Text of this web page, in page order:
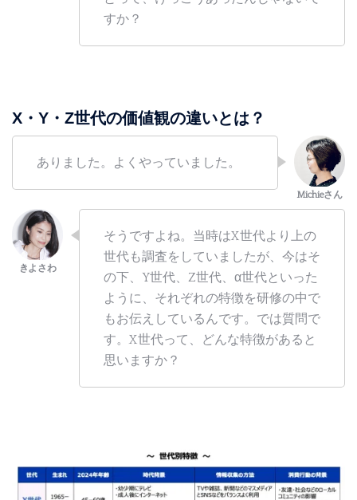
すか？
X・Y・Z世代の価値観の違いとは？
ありました。よくやっていました。
そうですよね。当時はX世代より上の
世代も調査をしていましたが、今はそ
の下、Y世代、Z世代、α世代といった
ように、それぞれの特徴を研修の中で
もお伝えしているんです。では質問で
す。X世代って、どんな特徴があると
思いますか？